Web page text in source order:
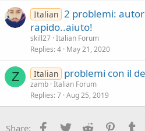
Italian 2 problemi:
rapido..aiuto!
skill27 Italian Forum
Replies 4 May 21, 2020
Z Italian problemi con il
zamb Italian Forum
Replies 7 Aug 25, 2019
Share: Facebook
Twitter Reddit